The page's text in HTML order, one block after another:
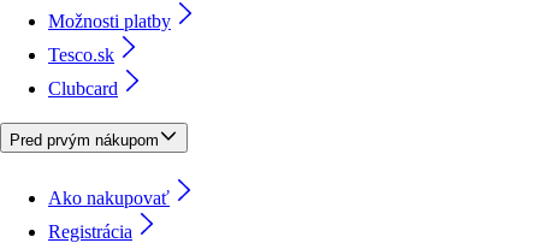
Možnosti platby
Tesco.sk
Clubcard
Pred prvým nákupom
Ako nakupovať
Registrácia